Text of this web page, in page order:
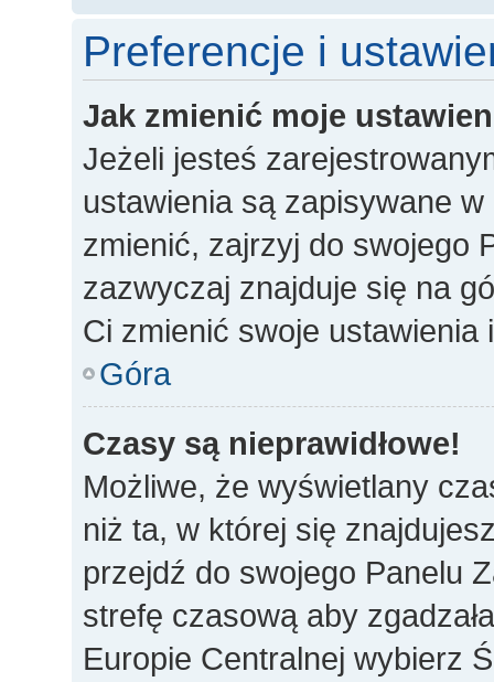
Preferencje i
Jak zmienić moje
Jeżeli jesteś
ustawienia są zapisywane
zmienić, zajrzyj do swojego
zazwyczaj znajduje się na
Ci zmienić swoje ustawienia
Góra
Czasy są nieprawidłowe!
Możliwe, że wyświetlany
niż ta, w której się
przejdź do swojego Panelu
strefę czasową aby
Europie Centralnej wybierz